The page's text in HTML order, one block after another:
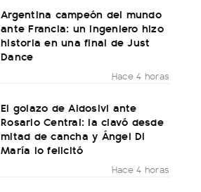
Argentina campeón del mundo
ante Francia: un ingeniero hizo
historia en una final de Just
Dance
Hace 4 horas
El golazo de Aldosivi ante
Rosario Central: la clavó desde
mitad de cancha y Ángel Di
María lo felicitó
Hace 4 horas